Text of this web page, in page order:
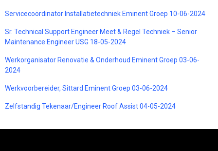
Servicecoördinator Installatietechniek Eminent Groep 10-06-2024
Sr. Technical Support Engineer Meet & Regel Techniek – Senior
Maintenance Engineer USG 18-05-2024
Werkorganisator Renovatie & Onderhoud Eminent Groep 03-06-
2024
Werkvoorbereider, Sittard Eminent Groep 03-06-2024
Zelfstandig Tekenaar/Engineer Roof Assist 04-05-2024